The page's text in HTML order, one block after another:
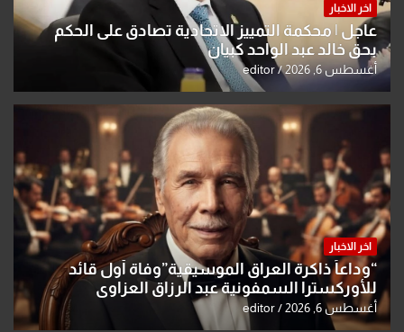
اخر الاخبار
عاجل | محكمة التمييز الاتحادية تصادق على الحكم
بحق خالد عبد الواحد كبيان
أغسطس 6, 2026 editor
اخر الاخبار
“وداعاً ذاكرة العراق الموسيقية”وفاة أول قائد
للأوركسترا السمفونية عبد الرزاق العزاوي
أغسطس 6, 2026 editor